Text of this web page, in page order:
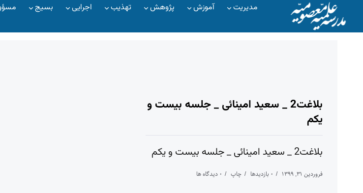
مدیریت آموزش پژوهش تهذیب اجرایی بسیج
بلاغت2 _ سعید امینائی _ جلسه بیست و
یکم
بلاغت2 _ سعید امینائی _ جلسه بیست و یکم
فروردین 31, 1399 0 بازدیدها چاپ 0 دیدگاه ها